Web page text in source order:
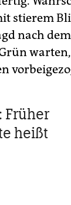
stierem
nach
Früher
heißt